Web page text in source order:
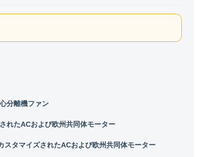
分離機ファン
れたACおよび欧州共同体モーター
スタマイズされたACおよび欧州共同体モーター